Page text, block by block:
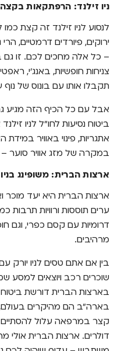
ניו זילנד: הרפתקאות
לנסוע לניו זילנד זה קצת
ירוקים, פיורדים דרמטיים,
– כל אלה מחכים לכם. זו
צניחות חופשיות, באנג'י,
תקבלו אותו עם בונוס של נוף
אבל עם כל הכיף הזה מגיע
ביטוח נסיעות לחו"ל לניו
אתגריות, פינוי באוויר
במקרה של מזג אוויר סוער
ארצות הברית: משופינג
ארצות הברית היא יעד
ערים תוססות ורוויות תרבות
דרומיות עם קסם כפרי, וגם
מרהיבים.
בין אם אתם טסים לניו יורק
שוכרים רכב ויוצאים למסע
בארצות הברית דורשת ביטוח
בארה"ב הם מהיקרים בעולם,
קצר במרפאה עלול
דולרים. ארצות הברית אולי